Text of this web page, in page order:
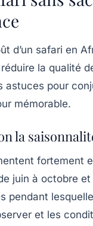
d’un safari en
la qualité
astuces pour
mémorable.
la
fortement
juin à octobre
pendant
et les